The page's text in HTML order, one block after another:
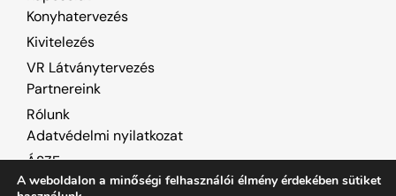
Konyhatervezés
Kivitelezés
VR Látványtervezés
Partnereink
Rólunk
Adatvédelmi nyilatkozat
ÁSZF
Süti beállítások
A weboldalon a minőségi felhasználói élmény érdekében sütiket